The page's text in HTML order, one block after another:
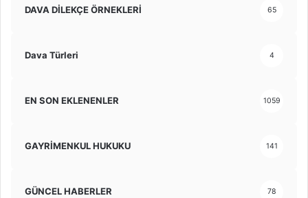
DAVA DİLEKÇE ÖRNEKLERİ 65
Dava Türleri 4
EN SON EKLENENLER 1059
GAYRİMENKUL HUKUKU 141
GÜNCEL HABERLER 78